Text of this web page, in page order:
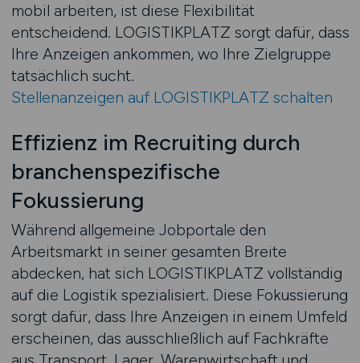
mobil arbeiten, ist diese Flexibilität
entscheidend. LOGISTIKPLATZ sorgt dafür, dass
Ihre Anzeigen ankommen, wo Ihre Zielgruppe
tatsächlich sucht.
Stellenanzeigen auf LOGISTIKPLATZ schalten
Effizienz im Recruiting durch
branchenspezifische
Fokussierung
Während allgemeine Jobportale den
Arbeitsmarkt in seiner gesamten Breite
abdecken, hat sich LOGISTIKPLATZ vollständig
auf die Logistik spezialisiert. Diese Fokussierung
sorgt dafür, dass Ihre Anzeigen in einem Umfeld
erscheinen, das ausschließlich auf Fachkräfte